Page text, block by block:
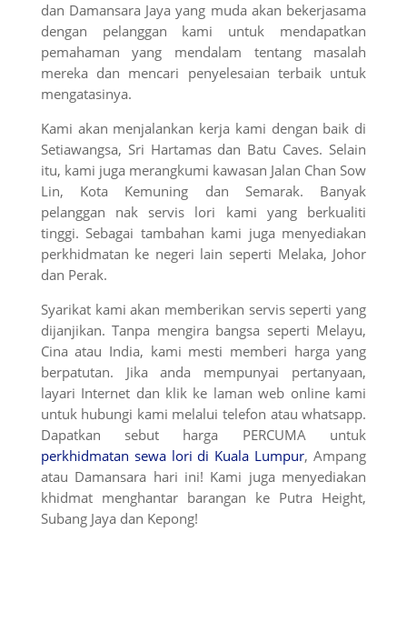
dan Damansara Jaya yang muda akan bekerjasama
dengan pelanggan kami untuk mendapatkan
pemahaman yang mendalam tentang masalah
mereka dan mencari penyelesaian terbaik untuk
mengatasinya.
Kami akan menjalankan kerja kami dengan baik di
Setiawangsa, Sri Hartamas dan Batu Caves. Selain
itu, kami juga merangkumi kawasan Jalan Chan Sow
Lin, Kota Kemuning dan Semarak. Banyak
pelanggan nak servis lori kami yang berkualiti
tinggi. Sebagai tambahan kami juga menyediakan
perkhidmatan ke negeri lain seperti Melaka, Johor
dan Perak.
Syarikat kami akan memberikan servis seperti yang
dijanjikan. Tanpa mengira bangsa seperti Melayu,
Cina atau India, kami mesti memberi harga yang
berpatutan. Jika anda mempunyai pertanyaan,
layari Internet dan klik ke laman web online kami
untuk hubungi kami melalui telefon atau whatsapp.
Dapatkan sebut harga PERCUMA untuk
perkhidmatan sewa lori di Kuala Lumpur, Ampang
atau Damansara hari ini! Kami juga menyediakan
khidmat menghantar barangan ke Putra Height,
Subang Jaya dan Kepong!